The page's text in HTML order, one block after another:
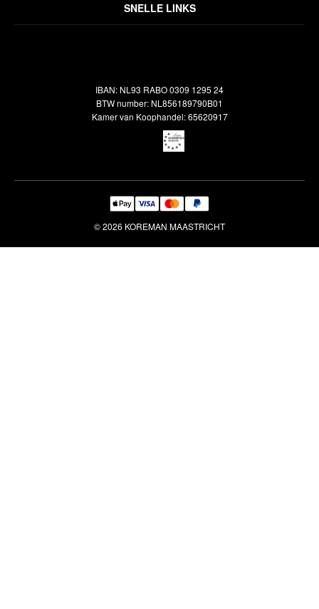
SNELLE LINKS
Veelgestelde vragen
Verzendbeleid
IBAN: NL93 RABO 0309 1295 24
BTW number: NL856189790B01
Kamer van Koophandel: 65620917
© 2026 KOREMAN MAASTRICHT